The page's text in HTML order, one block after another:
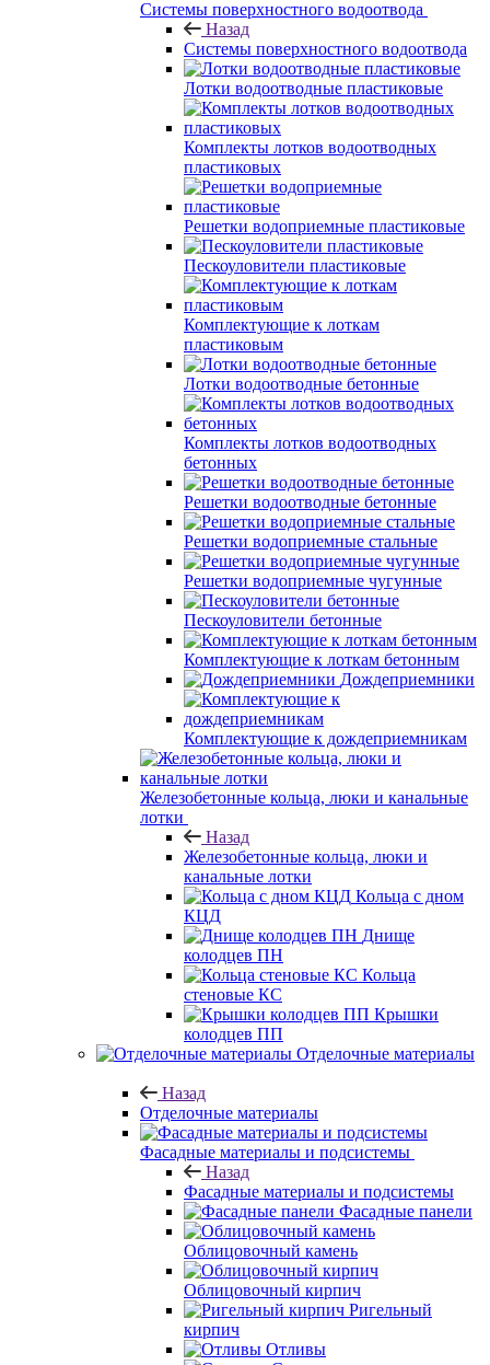
Системы поверхностного водоотвода
Назад
Системы поверхностного водоотвода
Лотки водоотводные пластиковые
Комплекты лотков водоотводных
пластиковых
Решетки водоприемные пластиковые
Пескоуловители пластиковые
Комплектующие к лоткам
пластиковым
Лотки водоотводные бетонные
Комплекты лотков водоотводных
бетонных
Решетки водоотводные бетонные
Решетки водоприемные стальные
Решетки водоприемные чугунные
Пескоуловители бетонные
Комплектующие к лоткам бетонным
Дождеприемники
Комплектующие к дождеприемникам
Железобетонные кольца, люки и канальные
лотки
Назад
Железобетонные кольца, люки и
канальные лотки
Кольца с дном
КЦД
Днище
колодцев ПН
Кольца
стеновые КС
Крышки
колодцев ПП
Отделочные материалы
Назад
Отделочные материалы
Фасадные материалы и подсистемы
Назад
Фасадные материалы и подсистемы
Фасадные панели
Облицовочный камень
Облицовочный кирпич
Ригельный
кирпич
Отливы